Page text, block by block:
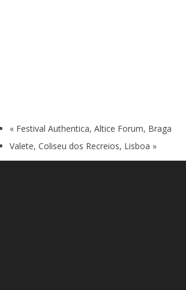
« Festival Authentica, Altice Forum, Braga
Valete, Coliseu dos Recreios, Lisboa »